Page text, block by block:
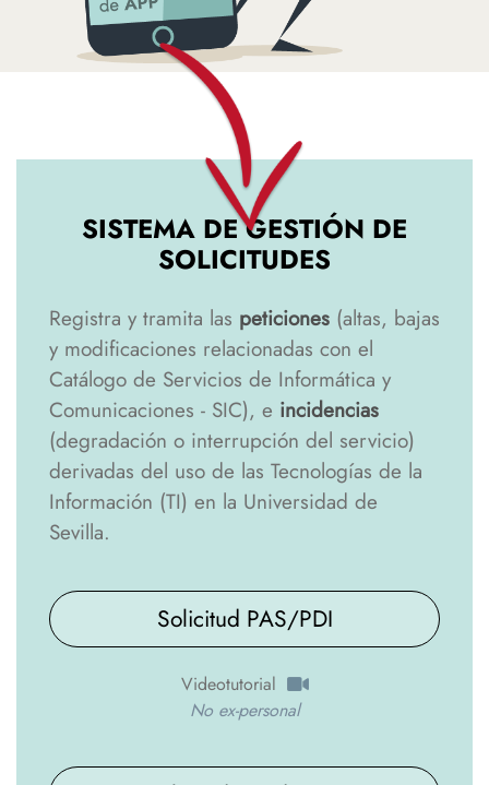
SISTEMA DE GESTIÓN DE
SOLICITUDES
Registra y tramita las peticiones (altas, bajas
y modificaciones relacionadas con el
Catálogo de Servicios de Informática y
Comunicaciones - SIC), e incidencias
(degradación o interrupción del servicio)
derivadas del uso de las Tecnologías de la
Información (TI) en la Universidad de
Sevilla.
Solicitud PAS/PDI
Videotutorial
No ex-personal